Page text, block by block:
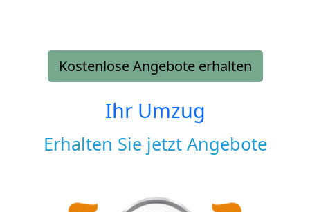
Kostenlose Angebote erhalten
Ihr Umzug
Erhalten Sie jetzt Angebote